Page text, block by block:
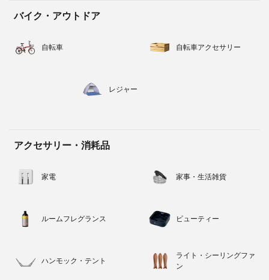
バイク・アウトドア
自転車 自転車アクセサリー
レジャー
アクセサリー・消耗品
家電 家事・生活雑貨
ルームフレグランス ビューティー
ハンモック・テント
ライト・シーリングファ
ン